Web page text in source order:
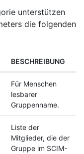
unterstützen
die folgenden
BESCHREIBUNG
Für Menschen
lesbarer
Gruppenname.
Liste der
Mitglieder, die der
Gruppe im SCIM-